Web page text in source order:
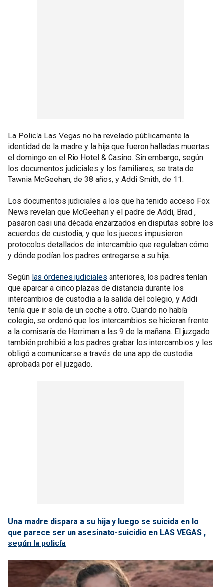
La Policía Las Vegas no ha revelado públicamente la
identidad de la madre y la hija que fueron halladas muertas
el domingo en el Rio Hotel & Casino. Sin embargo, según
los documentos judiciales y los familiares, se trata de
Tawnia McGeehan, de 38 años, y Addi Smith, de 11.
Los documentos judiciales a los que ha tenido acceso Fox
News revelan que McGeehan y el padre de Addi, Brad ,
pasaron casi una década enzarzados en disputas sobre los
acuerdos de custodia, y que los jueces impusieron
protocolos detallados de intercambio que regulaban cómo
y dónde podían los padres entregarse a su hija.
Según las órdenes judiciales anteriores, los padres tenían
que aparcar a cinco plazas de distancia durante los
intercambios de custodia a la salida del colegio, y Addi
tenía que ir sola de un coche a otro. Cuando no había
colegio, se ordenó que los intercambios se hicieran frente
a la comisaría de Herriman a las 9 de la mañana. El juzgado
también prohibió a los padres grabar los intercambios y les
obligó a comunicarse a través de una app de custodia
aprobada por el juzgado.
Una madre dispara a su hija y luego se suicida en lo
que parece ser un asesinato-suicidio en LAS VEGAS ,
según la policía